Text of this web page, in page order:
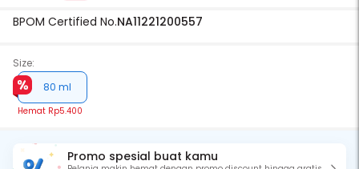
BPOM Certified No.NA11221200557
Size:
80 ml
Hemat Rp5.400
Promo spesial buat kamu